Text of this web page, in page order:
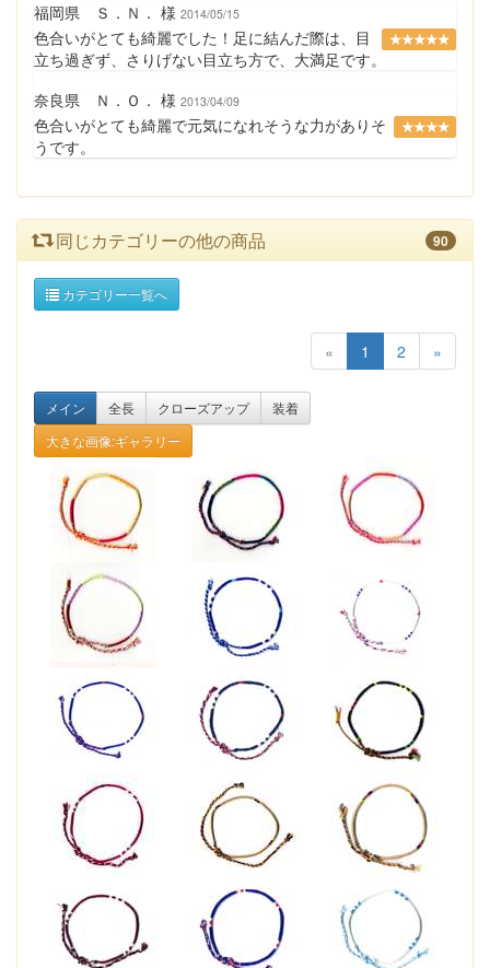
福岡県 Ｓ．Ｎ． 様 2014/05/15
★★★★★
色合いがとても綺麗でした！足に結んだ際は、目
立ち過ぎず、さりげない目立ち方で、大満足です。
奈良県 Ｎ．Ｏ． 様 2013/04/09
★★★★
色合いがとても綺麗で元気になれそうな力がありそ
うです。
同じカテゴリーの他の商品 90
カテゴリー一覧へ
« 1 2 »
メイン 全長 クローズアップ
装着
大きな画像:ギャラリー